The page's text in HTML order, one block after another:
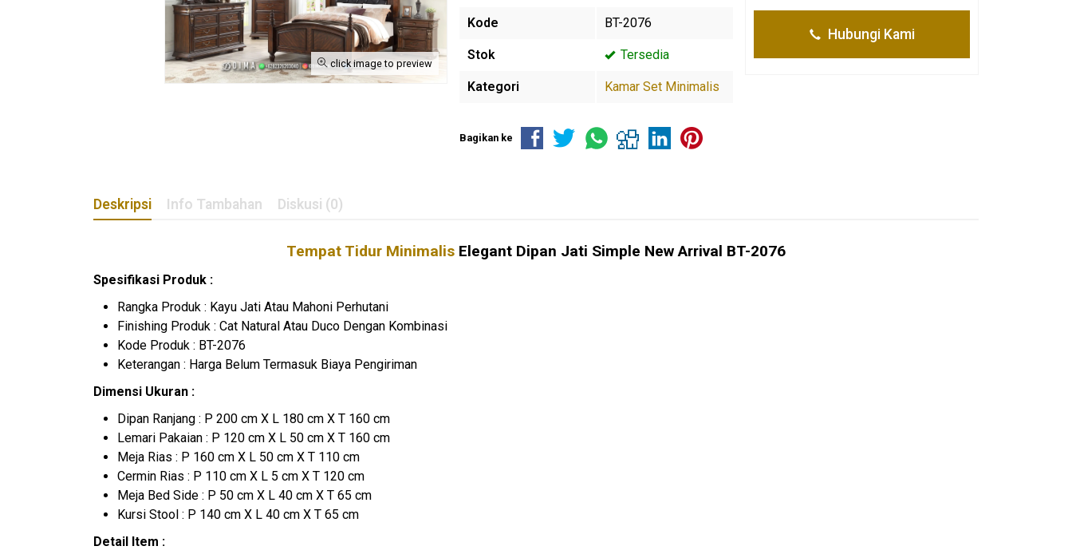
click image to preview
Kode BT-2076
Stok Tersedia
Kategori Kamar Set Minimalis
Hubungi Kami
Bagikan ke
Deskripsi Info Tambahan Diskusi (0)
Tempat Tidur Minimalis Elegant Dipan Jati Simple New Arrival BT-2076
Spesifikasi Produk :
Rangka Produk : Kayu Jati Atau Mahoni Perhutani
Finishing Produk : Cat Natural Atau Duco Dengan Kombinasi
Kode Produk : BT-2076
Keterangan : Harga Belum Termasuk Biaya Pengiriman
Dimensi Ukuran :
Dipan Ranjang : P 200 cm X L 180 cm X T 160 cm
Lemari Pakaian : P 120 cm X L 50 cm X T 160 cm
Meja Rias : P 160 cm X L 50 cm X T 110 cm
Cermin Rias : P 110 cm X L 5 cm X T 120 cm
Meja Bed Side : P 50 cm X L 40 cm X T 65 cm
Kursi Stool : P 140 cm X L 40 cm X T 65 cm
Detail Item :